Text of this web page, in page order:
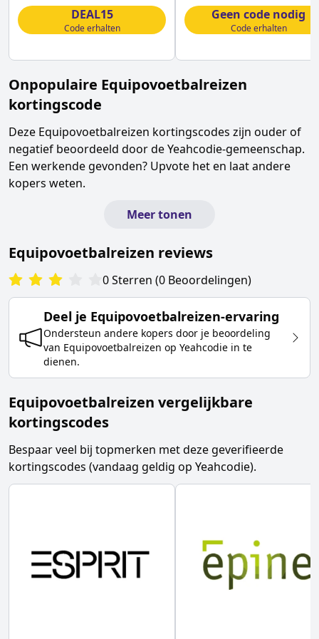
DEAL15
Code erhalten
Geen code nodig
Code erhalten
Onpopulaire Equipovoetbalreizen
kortingscode
Deze Equipovoetbalreizen kortingscodes zijn ouder of
negatief beoordeeld door de Yeahcodie-gemeenschap.
Een werkende gevonden? Upvote het en laat andere
kopers weten.
Meer tonen
Equipovoetbalreizen reviews
0Sterren (0 Beoordelingen)
Deel je Equipovoetbalreizen-ervaring
Ondersteun andere kopers door je beoordeling
van Equipovoetbalreizen op Yeahcodie in te
dienen.
Equipovoetbalreizen vergelijkbare
kortingscodes
Bespaar veel bij topmerken met deze geverifieerde
kortingscodes (vandaag geldig op Yeahcodie).